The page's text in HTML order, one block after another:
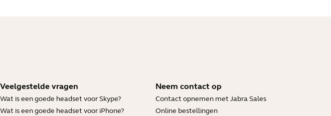
Veelgestelde vragen
Wat is een goede headset voor Skype?
Wat is een goede headset voor iPhone?
Neem contact op
Contact opnemen met Jabra Sales
Online bestellingen